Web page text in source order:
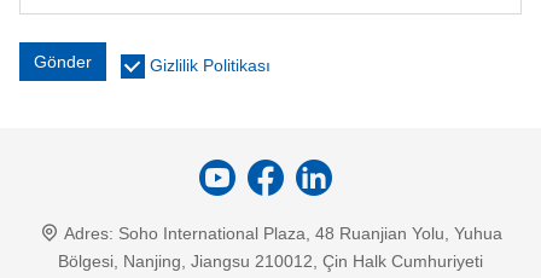
Gönder Gizlilik Politikası
Adres: Soho International Plaza, 48 Ruanjian Yolu, Yuhua
Bölgesi, Nanjing, Jiangsu 210012, Çin Halk Cumhuriyeti